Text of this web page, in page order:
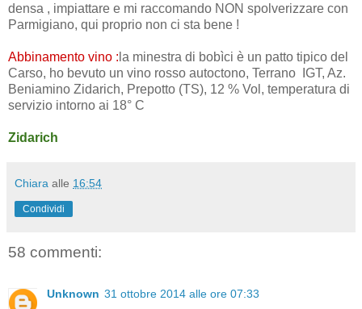
densa , impiattare e mi raccomando NON spolverizzare con
Parmigiano, qui proprio non ci sta bene !
Abbinamento vino : la minestra di bobìci è un patto tipico del
Carso, ho bevuto un vino rosso autoctono, Terrano IGT, Az.
Beniamino Zidarich, Prepotto (TS), 12 % Vol, temperatura di
servizio intorno ai 18° C
Zidarich
Chiara alle 16:54
Condividi
58 commenti:
Unknown 31 ottobre 2014 alle ore 07:33